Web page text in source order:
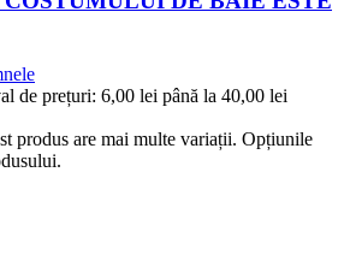
de prețuri: 6,00 lei până la 40,00 lei
produs are mai multe variații. Opțiunile